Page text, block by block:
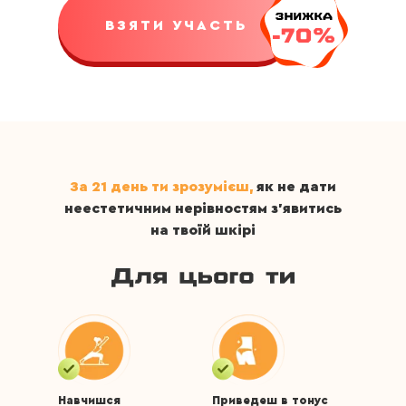
ВЗЯТИ УЧАСТЬ
Навчишся Приведеш в тонус
За 21 день ти зрозумієш, як не дати
неестетичним нерівностям з'явитись
на твоїй шкірі